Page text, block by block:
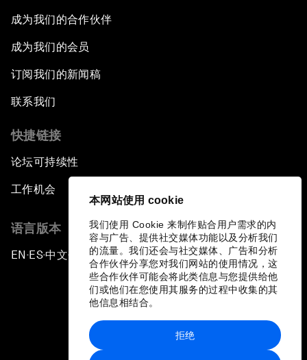
本网站使用 cookie
我们使用 Cookie 来制作贴合用户需求的内
容与广告、提供社交媒体功能以及分析我们
的流量。我们还会与社交媒体、广告和分析
合作伙伴分享您对我们网站的使用情况，这
些合作伙伴可能会将此类信息与您提供给他
们或他们在您使用其服务的过程中收集的其
他信息相结合。
拒绝
成为我们的合作伙伴
成为我们的会员
订阅我们的新闻稿
联系我们
快捷链接
论坛可持续性
工作机会
语言版本
EN ▪ ES▪中文▪ 日本語